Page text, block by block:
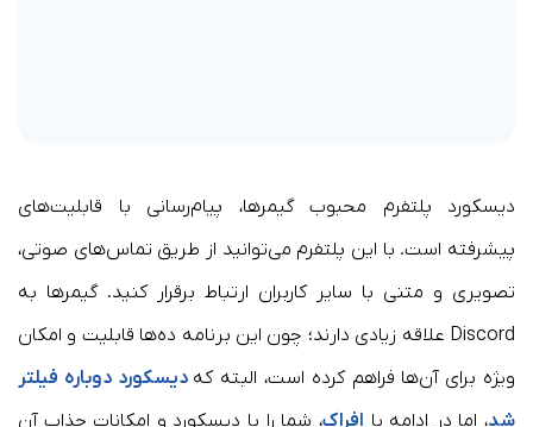
دیسکورد پلتفرم محبوب گیمرها، پیام‌رسانی با قابلیت‌های
پیشرفته است. با این پلتفرم می‌توانید از طریق تماس‌های صوتی،
تصویری و متنی با سایر کاربران ارتباط برقرار کنید. گیمرها به
Discord علاقه زیادی دارند؛‌ چون این برنامه ده‌ها قابلیت و امکان
ویژه برای آن‌ها فراهم کرده است، البته که دیسکورد دوباره فیلتر
شد، اما در ادامه با افراک، شما را با دیسکورد و امکانات جذاب آن